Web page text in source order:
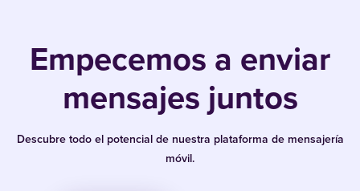
Empecemos a enviar
mensajes juntos
Descubre todo el potencial de nuestra plataforma de mensajería
móvil.